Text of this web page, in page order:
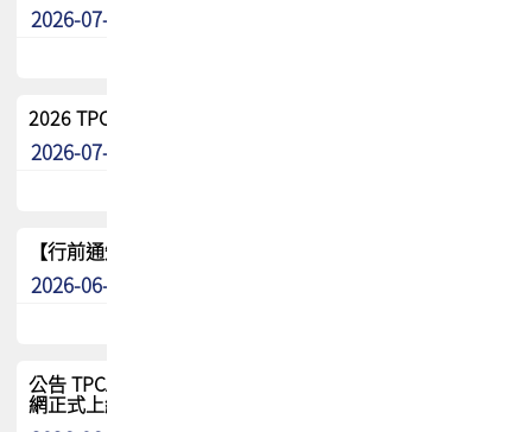
2026-07-22
2026 TPCA中南區會員問卷暨7/31交流餐敘報名
2026-07-08
【行前通知】8/15(六) 2026 TPCA健康盃保齡球聯誼賽
2026-06-29
公告 TPCA 台灣電路板協會官網將迎來新面貌，7/1 新官
網正式上線！